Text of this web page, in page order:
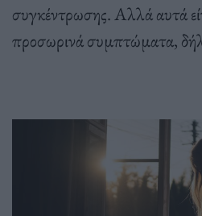
συγκέντρωσης. Αλλά αυτά
προσωρινά συμπτώματα,